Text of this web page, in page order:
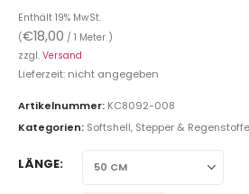
Enthält 19% MwSt.
(€18,00 / 1 Meter )
zzgl. Versand
Lieferzeit: nicht angegeben
Artikelnummer: KC8092-008
Kategorien: Softshell, Stepper & Regenstoffe
LÄNGE